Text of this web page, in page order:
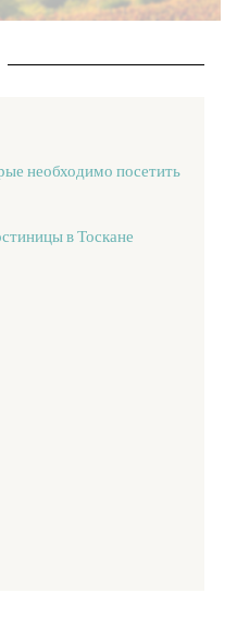
необходимо посетить
в Тоскане